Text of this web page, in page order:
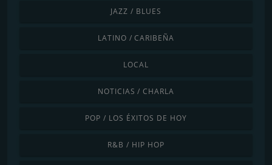
JAZZ / BLUES
LATINO / CARIBEÑA
LOCAL
NOTICIAS / CHARLA
POP / LOS ÉXITOS DE HOY
R&B / HIP HOP